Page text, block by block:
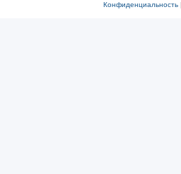
Конфиденциальность|